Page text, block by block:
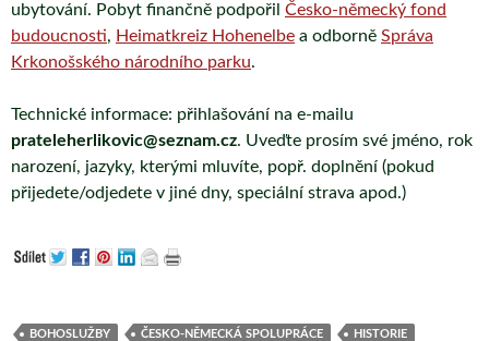
ubytování. Pobyt finančně podpořil Česko-německý fond
budoucnosti, Heimatkreiz Hohenelbe a odborně Správa
Krkonošského národního parku.
Technické informace: přihlašování na e-mailu
prateleherlikovic@seznam.cz. Uveďte prosím své jméno, rok
narození, jazyky, kterými mluvíte, popř. doplnění (pokud
přijedete/odjedete v jiné dny, speciální strava apod.)
BOHOSLUŽBY ČESKO-NĚMECKÁ SPOLUPRÁCE HISTORIE